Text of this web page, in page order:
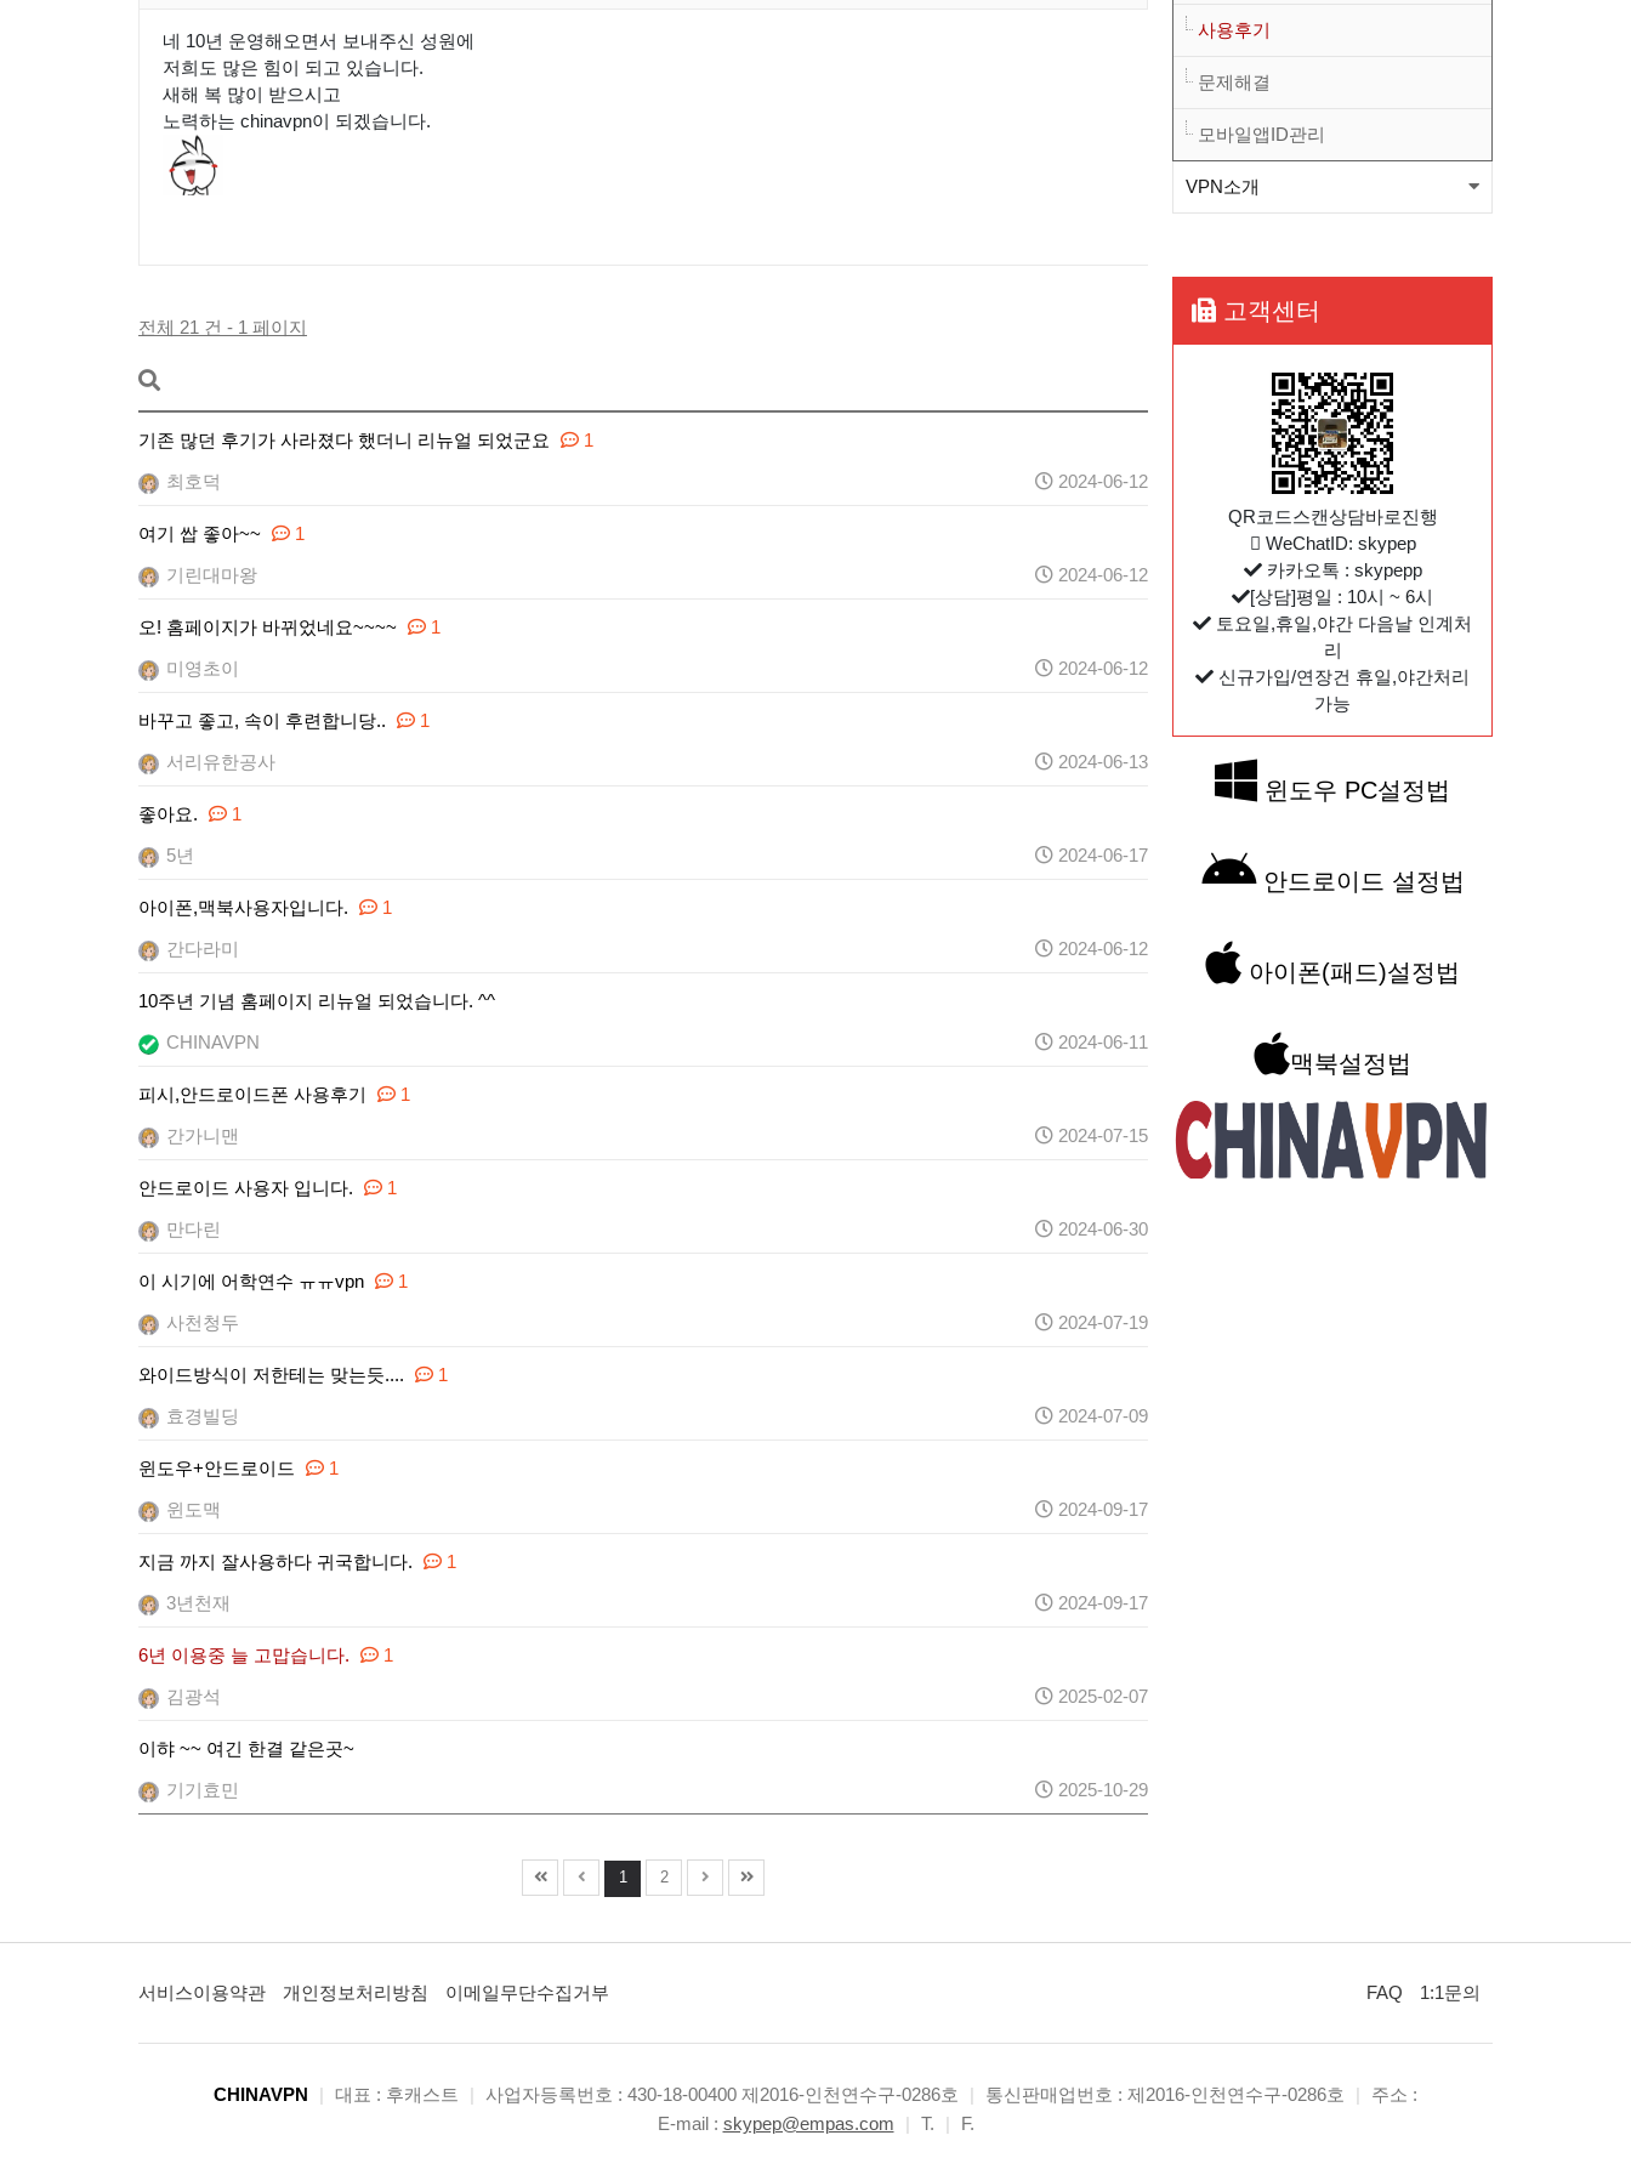
네 10년 운영해오면서 보내주신 성원에
저희도 많은 힘이 되고 있습니다.
새해 복 많이 받으시고
노력하는 chinavpn이 되겠습니다.
전체 21 건 - 1 페이지
기존 많던 후기가 사라졌다 했더니 리뉴얼 되었군요
1
최호덕
2024-06-12
여기 쌉 좋아~~
1
기린대마왕
2024-06-12
오! 홈페이지가 바뀌었네요~~~~
1
미영초이
2024-06-12
바꾸고 좋고, 속이 후련합니당..
1
서리유한공사
2024-06-13
좋아요.
1
5년
2024-06-17
아이폰,맥북사용자입니다.
1
간다라미
2024-06-12
10주년 기념 홈페이지 리뉴얼 되었습니다. ^^
CHINAVPN
2024-06-11
피시,안드로이드폰 사용후기
1
간가니맨
2024-07-15
안드로이드 사용자 입니다.
1
만다린
2024-06-30
이 시기에 어학연수 ㅠㅠvpn
1
사천청두
2024-07-19
와이드방식이 저한테는 맞는듯....
1
효경빌딩
2024-07-09
윈도우+안드로이드
1
윈도맥
2024-09-17
지금 까지 잘사용하다 귀국합니다.
1
3년천재
2024-09-17
6년 이용중 늘 고맙습니다.
1
김광석
2025-02-07
이햐 ~~ 여긴 한결 같은곳~
기기효민
2025-10-29
1 2
니다.(적용법본문참고)
뉴프방식 베타런칭(윈도우, 안
공지
KT서버 삭제 예정공지
와이드 방식 sk1번/sk2번
OVPN파일이 업그레드 되었습
니다.(적용법본문참고)
와이드 방식 kt1번 OVPN파일
이 변경 되었습니다.(적용법본
문참고)
와이드 방식 sk1번/sk2번
OVPN파일이 업그레드 되었습
니다.(적용법본문참고)
사용후기
문제해결
모바일앱ID관리
VPN소개
고객센터
QR코드스캔상담바로진행
WeChatID: skypep
카카오톡 : skypepp
[상담]평일 : 10시 ~ 6시
토요일,휴일,야간 다음날 인계처
리
신규가입/연장건 휴일,야간처리
가능
윈도우 PC설정법
안드로이드 설정법
아이폰(패드)설정법
맥북설정법
서비스이용약관 개인정보처리방침 이메일무단수집거부 FAQ 1:1문의
CHINAVPN | 대표 : 후캐스트 | 사업자등록번호 : 430-18-00400 제2016-인천연수구-0286호 | 통신판매업번호 : 제2016-인천연수구-0286호 |
주소 :
E-mail : skypep@empas.com | T. | F.